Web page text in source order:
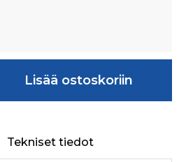
Lisää ostoskoriin
Tekniset tiedot